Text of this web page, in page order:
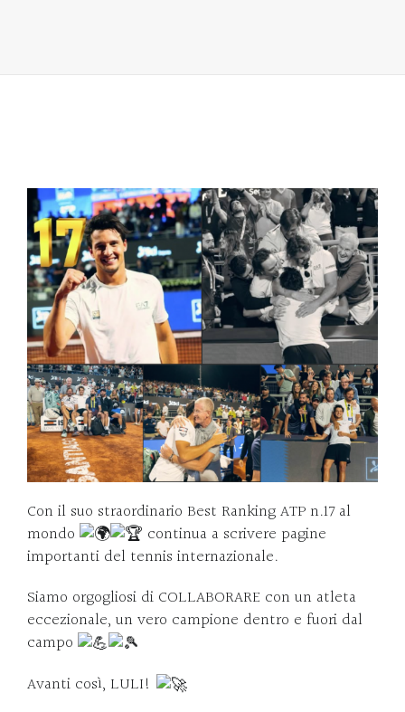
Con il suo straordinario Best Ranking ATP n.17 al
mondo
continua a scrivere pagine
importanti del tennis internazionale.
Siamo orgogliosi di COLLABORARE con un atleta
eccezionale, un vero campione dentro e fuori dal
campo
Avanti così, LULI!